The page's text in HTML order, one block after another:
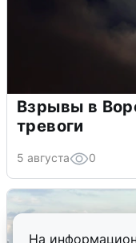
На
Взрывы в
тревоги
5 августа 0